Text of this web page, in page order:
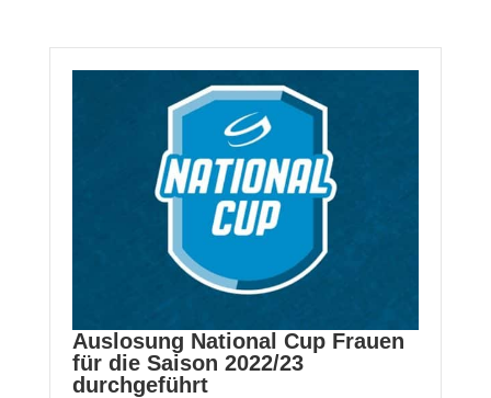
Auslosung National Cup Frauen
für die Saison 2022/23
durchgeführt